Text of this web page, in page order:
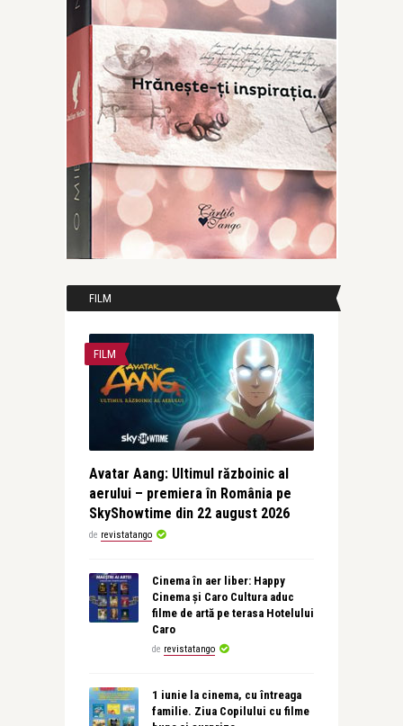
FILM
FILM
Avatar Aang: Ultimul războinic al
aerului – premiera în România pe
SkyShowtime din 22 august 2026
de revistatango
Cinema în aer liber: Happy
Cinema și Caro Cultura aduc
filme de artă pe terasa Hotelului
Caro
de revistatango
1 iunie la cinema, cu întreaga
familie. Ziua Copilului cu filme